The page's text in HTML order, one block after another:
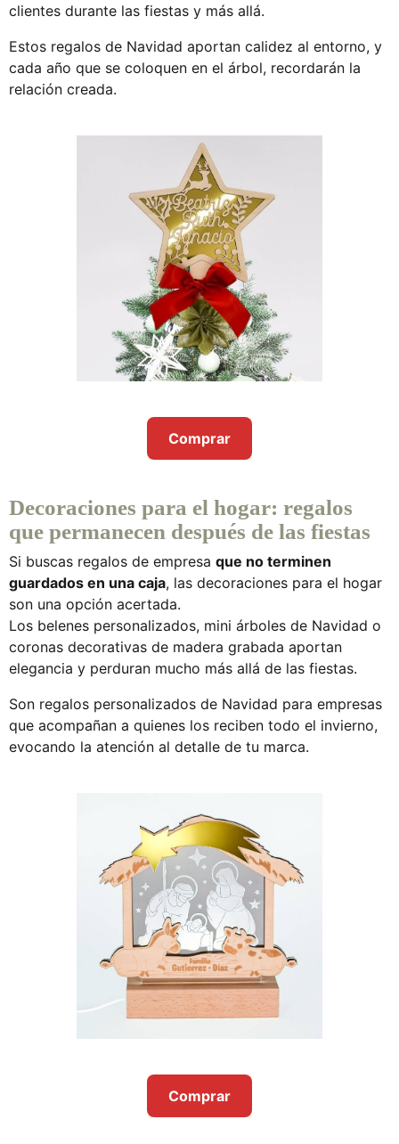
clientes durante las fiestas y más allá.
Estos regalos de Navidad aportan calidez al entorno, y
cada año que se coloquen en el árbol, recordarán la
relación creada.
Comprar
Decoraciones para el hogar: regalos
que permanecen después de las fiestas
Si buscas regalos de empresa que no terminen
guardados en una caja, las decoraciones para el hogar
son una opción acertada.
Los belenes personalizados, mini árboles de Navidad o
coronas decorativas de madera grabada aportan
elegancia y perduran mucho más allá de las fiestas.
Son regalos personalizados de Navidad para empresas
que acompañan a quienes los reciben todo el invierno,
evocando la atención al detalle de tu marca.
Comprar